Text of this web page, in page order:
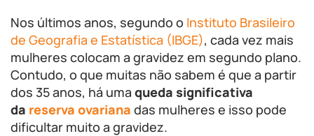
Nos últimos anos, segundo o Instituto Brasileiro
de Geografia e Estatística (IBGE), cada vez mais
mulheres colocam a gravidez em segundo plano.
Contudo, o que muitas não sabem é que a partir
dos 35 anos, há uma queda significativa
da reserva ovariana das mulheres e isso pode
dificultar muito a gravidez.